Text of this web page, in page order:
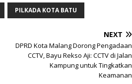
PILKADA KOTA BATU
NEXT
DPRD Kota Malang Dorong Pengadaan
CCTV, Bayu Rekso Aji: CCTV di Jalan
Kampung untuk Tingkatkan
Keamanan